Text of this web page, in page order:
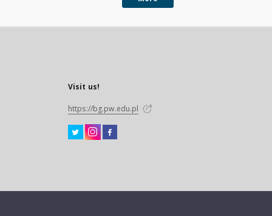
Visit us!
https://bg.pw.edu.pl